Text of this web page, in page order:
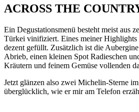
ACROSS THE
Ein Degustationsmenü besteht meist aus
Türkei vinifiziert. Eines meiner Highlights
dezent gefüllt. Zusätzlich ist die
Abrieb, einen kleinen Spot Radieschen
Kräutern und feinem Gemüse vollenden
Jetzt glänzen also zwei Michelin-Sterne
überglücklich, wie er mir am Telefon